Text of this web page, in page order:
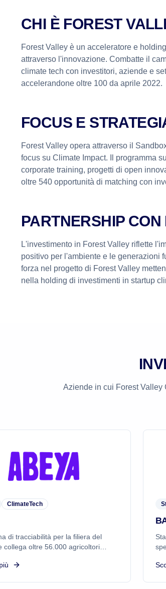
CHI È FOREST
Forest Valley è un acceleratore e
attraverso l'innovazione. Combatte il
climate tech con investitori, aziende e
accelerandone oltre 100 da aprile 2022.
FOCUS E
Forest Valley opera attraverso il
focus su Climate Impact. Il programma
corporate training, progetti di open
oltre 540 opportunità di matching con
PARTNERSHIP
L'investimento in Forest Valley riflette
positivo per l'ambiente e le generazioni
forza nel progetto di Forest Valley
nella holding di investimenti in startup
Aziende in cui Forest Valley
ClimateTech
di tracciabilità per la filiera del
collega oltre 56.000 agricoltori
fabbrica con supply chain
il